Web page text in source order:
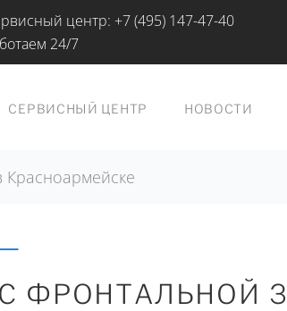
центр: +7 (495) 147-47-40
24/7
СЕРВИСНЫЙ ЦЕНТР НОВОСТИ
ФРОНТАЛЬНОЙ